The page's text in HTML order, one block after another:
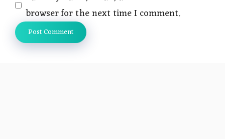
browser for the next time I comment.